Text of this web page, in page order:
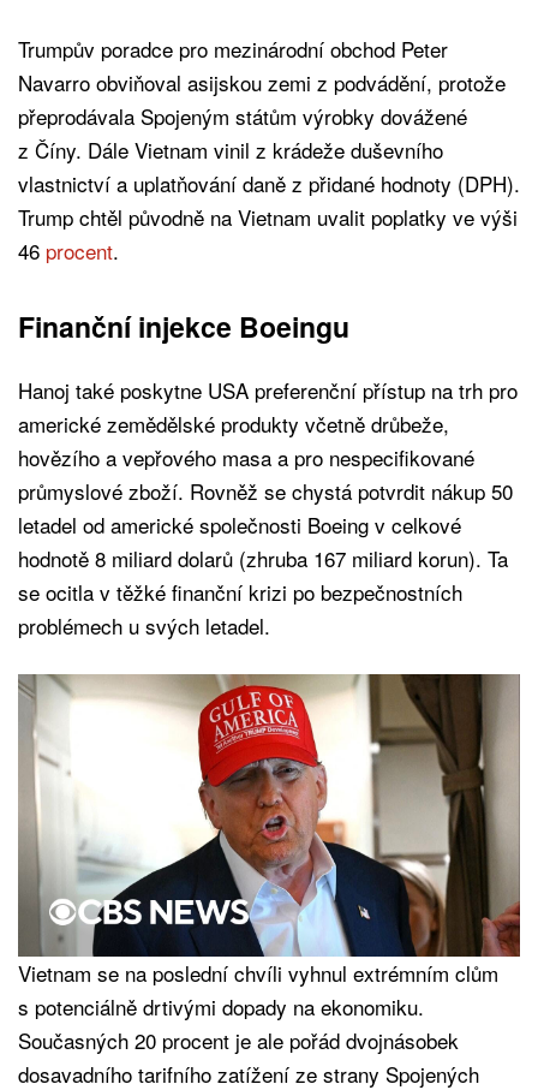
Trumpův poradce pro mezinárodní obchod Peter
Navarro obviňoval asijskou zemi z podvádění, protože
přeprodávala Spojeným státům výrobky dovážené
z Číny. Dále Vietnam vinil z krádeže duševního
vlastnictví a uplatňování daně z přidané hodnoty (DPH).
Trump chtěl původně na Vietnam uvalit poplatky ve výši
46 procent.
Finanční injekce Boeingu
Hanoj také poskytne USA preferenční přístup na trh pro
americké zemědělské produkty včetně drůbeže,
hovězího a vepřového masa a pro nespecifikované
průmyslové zboží. Rovněž se chystá potvrdit nákup 50
letadel od americké společnosti Boeing v celkové
hodnotě 8 miliard dolarů (zhruba 167 miliard korun). Ta
se ocitla v těžké finanční krizi po bezpečnostních
problémech u svých letadel.
Vietnam se na poslední chvíli vyhnul extrémním clům
s potenciálně drtivými dopady na ekonomiku.
Současných 20 procent je ale pořád dvojnásobek
dosavadního tarifního zatížení ze strany Spojených